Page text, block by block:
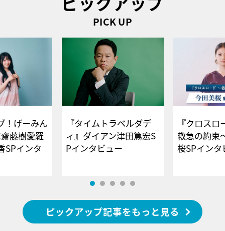
PICK UP
！げーみん
藤樹愛羅
SPインタ
『タイムトラベルダデ
ィ』ダイアン津田篤宏S
Pインタビュー
『クロス
救急の約束
桜SPイ
ピックアップ記事をもっと見る